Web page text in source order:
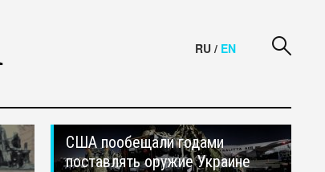
RU / EN
США пообещали годами
поставлять оружие Украине